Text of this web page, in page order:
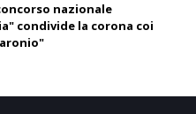
nazionale
condivide la corona coi